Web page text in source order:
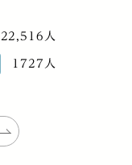
22,516人
1727人